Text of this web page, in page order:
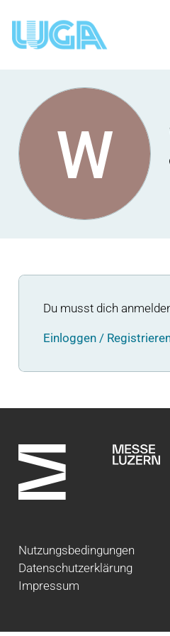
W
Du musst dich
Einloggen /
Nutzungsbedingungen
Datenschutzerklärung
Impressum